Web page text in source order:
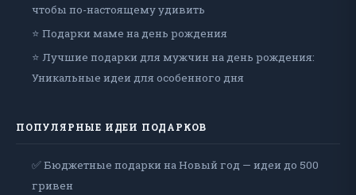
чтобы по-настоящему удивить
⭐ Подарки маме на день рождения
⭐ Лучшие подарки для мужчин на день рождения:
Уникальные идеи для особенного дня
ПОПУЛЯРНЫЕ ИДЕИ ПОДАРКОВ
✅ Бюджетные подарки на Новый год — идеи до 500
гривен